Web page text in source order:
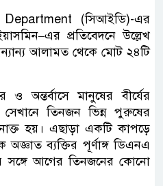
(সিআইডি)-এর
প্রতিবেদনে উল্লেখ
আলামত থেকে মোট ২৪টি
অন্তর্বাসে মানুষের বীর্যের
তিনজন ভিন্ন পুরুষের
হয়। এছাড়া একটি কাপড়ে
ব্যক্তির পূর্ণাঙ্গ ডিএনএ
সঙ্গে আগের তিনজনের কোনো